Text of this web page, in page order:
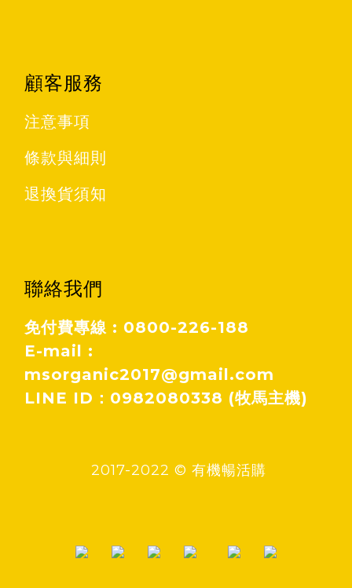
顧客服務
注意事項
條款與細則
退換貨須知
聯絡我們
免付費專線 : 0800-226-188
E-mail :
msorganic2017@gmail.com
LINE ID：0982080338 (牧馬主機)
2017-2022 © 有機暢活購